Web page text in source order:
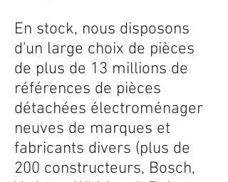
En stock, nous disposons
d'un large choix de pièces
de plus de 13 millions de
références de pièces
détachées électroménager
neuves de marques et
fabricants divers (plus de
200 constructeurs, Bosch,